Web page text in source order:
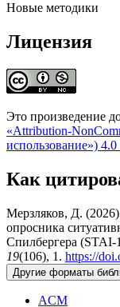
Новые методики
Лицензия
Это произведение
«Attribution-
использование»)
Как
Мерзляков, Д.
опросника
Спилбергера (STAI-
19(106), 1. https://
Другие форматы
ACM